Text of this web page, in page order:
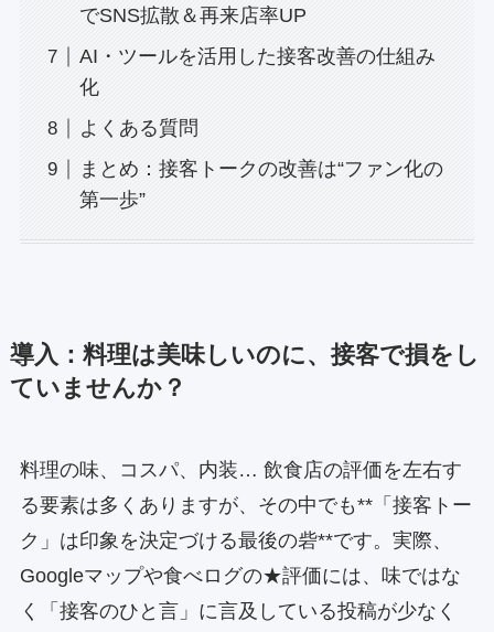
でSNS拡散＆再来店率UP
AI・ツールを活用した接客改善の仕組み
化
よくある質問
まとめ：接客トークの改善は“ファン化の
第一歩”
導入：料理は美味しいのに、接客で損をし
ていませんか？
料理の味、コスパ、内装… 飲食店の評価を左右す
る要素は多くありますが、その中でも**「接客トー
ク」は印象を決定づける最後の砦**です。実際、
Googleマップや食べログの★評価には、味ではな
く「接客のひと言」に言及している投稿が少なく